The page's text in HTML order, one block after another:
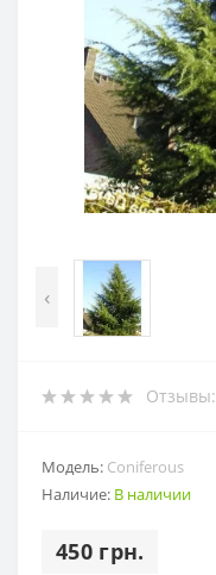
‹
Отзывы:
Модель: Coniferous
Наличие: В наличии
450 грн.